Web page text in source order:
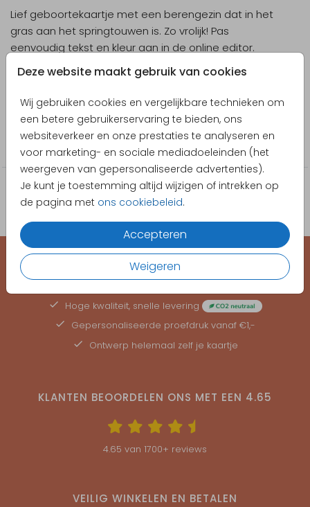
Deze website maakt gebruik van cookies
Wij gebruiken cookies en vergelijkbare technieken om
een betere gebruikerservaring te bieden, ons
websiteverkeer en onze prestaties te analyseren en
voor marketing- en sociale mediadoeleinden (het
weergeven van gepersonaliseerde advertenties).
Je kunt je toestemming altijd wijzigen of intrekken op
de pagina met ons cookiebeleid.
Accepteren
Weigeren
Lief geboortekaartje met een berengezin dat in het
gras aan het springtouwen is. Zo vrolijk! Pas
eenvoudig tekst en kleur aan in de online editor.
Designer
Poppybird
Collectie
Jongen
EEN KAARTJE VOOR ELK MOMENT
Hoge kwaliteit, snelle levering
Gepersonaliseerde proefdruk vanaf €1,-
Ontwerp helemaal zelf je kaartje
KLANTEN BEOORDELEN ONS MET EEN 4.65
4.65 van 1700+ reviews
VEILIG WINKELEN EN BETALEN